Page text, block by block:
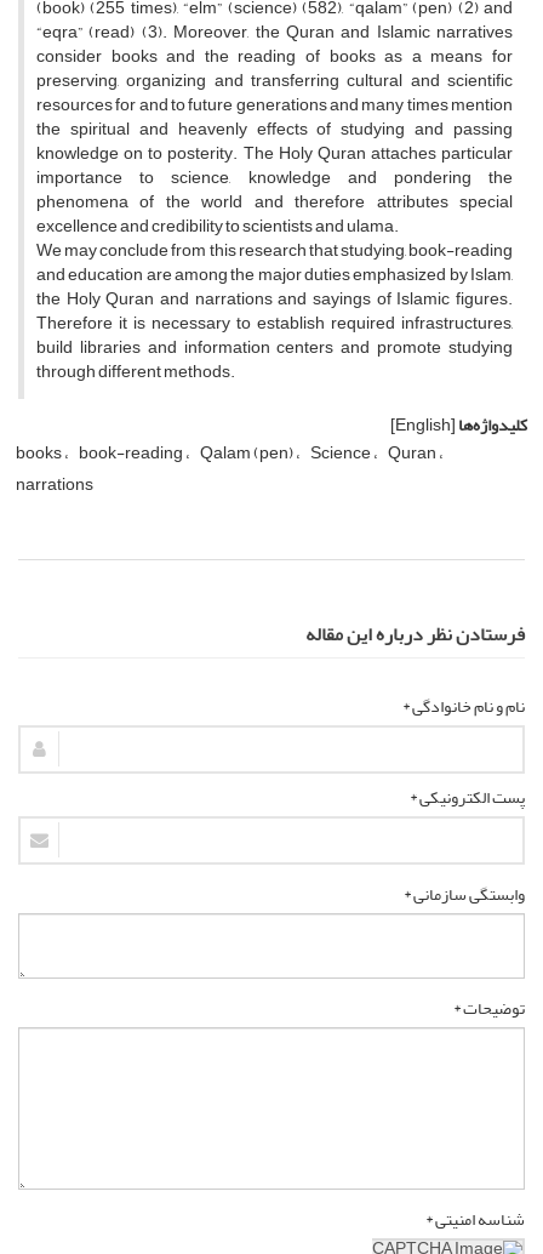
(book) (255 times), “elm” (science) (582), “qalam” (pen) (2) and
“eqra” (read) (3). Moreover, the Quran and Islamic narratives
consider books and the reading of books as a means for
preserving, organizing and transferring cultural and scientific
resources for and to future generations and many times mention
the spiritual and heavenly effects of studying and passing
knowledge on to posterity. The Holy Quran attaches particular
importance to science, knowledge and pondering the
phenomena of the world and therefore attributes special
excellence and credibility to scientists and ulama.
We may conclude from this research that studying, book-reading
and education are among the major duties emphasized by Islam,
the Holy Quran and narrations and sayings of Islamic figures.
Therefore it is necessary to establish required infrastructures,
build libraries and information centers and promote studying
through different methods.
کلیدواژه‌ها[English]
books book-reading Qalam (pen) Science Quran
narrations
فرستادن نظر درباره این مقاله
نام و نام خانوادگی *
پست الکترونیکی *
وابستگی سازمانی *
توضیحات *
شناسه امنیتی *